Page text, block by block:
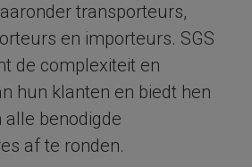
transporteurs,
en importeurs. SGS
de complexiteit en
hun klanten en biedt hen
benodigde
af te ronden.